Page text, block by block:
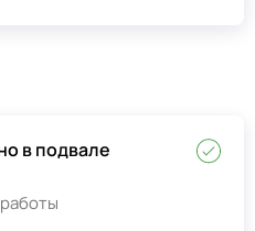
в подвале